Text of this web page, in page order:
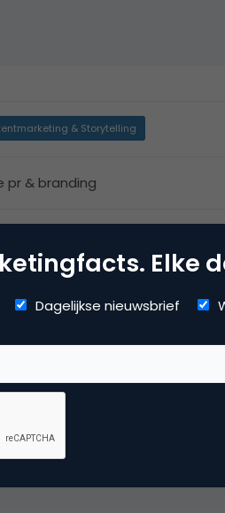
& Storytelling
pr & branding
bushokje een sticker is? Knap
Elke
Dagelijkse nieuwsbrief